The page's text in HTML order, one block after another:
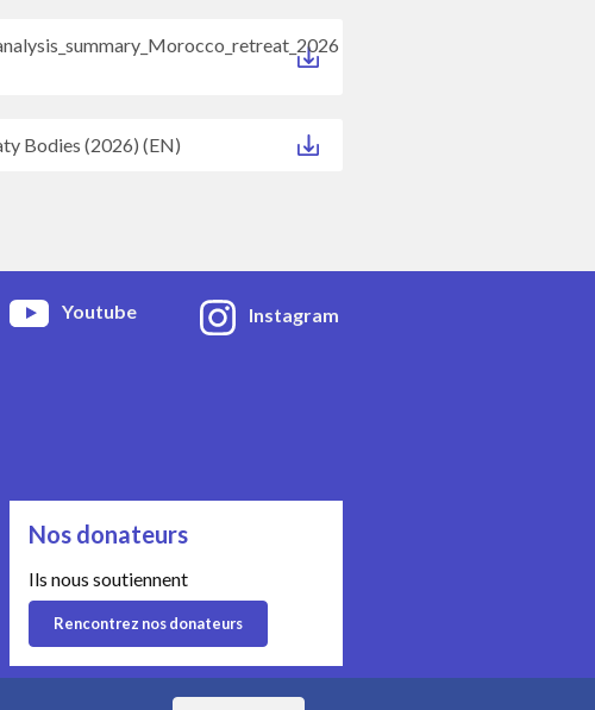
Bodies (2026) (EN)
Youtube Instagram
Nos donateurs
Ils nous soutiennent
Rencontrez nos donateurs